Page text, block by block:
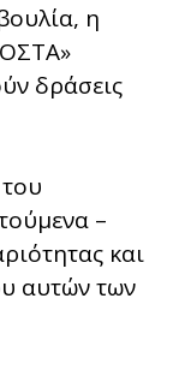
η
δράσεις
–
και
αυτών των